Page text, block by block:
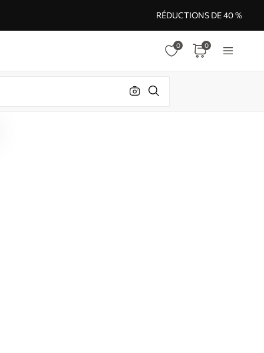
RÉDUCTIONS DE 40 %
0 0